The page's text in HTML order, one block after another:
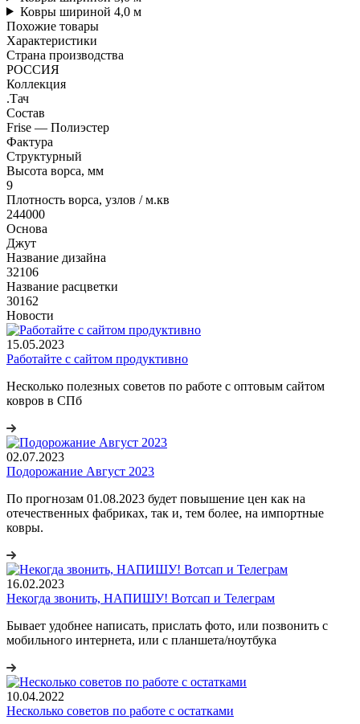
Ковры шириной 4,0 м
Похожие товары
Характеристики
Страна производства
РОССИЯ
Коллекция
.Тач
Состав
Frise — Полиэстер
Фактура
Структурный
Высота ворса, мм
9
Плотность ворса, узлов / м.кв
244000
Основа
Джут
Название дизайна
32106
Название расцветки
30162
Новости
15.05.2023
Работайте с сайтом продуктивно
Несколько полезных советов по работе с оптовым сайтом
ковров в СПб
02.07.2023
Подорожание Август 2023
По прогнозам 01.08.2023 будет повышение цен как на
отечественных фабриках, так и, тем более, на импортные
ковры.
16.02.2023
Некогда звонить, НАПИШУ! Вотсап и Телеграм
Бывает удобнее написать, прислать фото, или позвонить с
мобильного интернета, или с планшета/ноутбука
10.04.2022
Несколько советов по работе с остатками